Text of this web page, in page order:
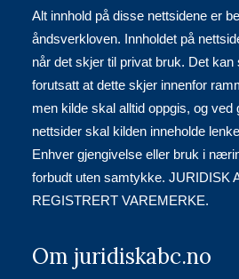
Alt innhold på disse nettsidene er
åndsverkloven. Innholdet på
når det skjer til privat bruk. Det kan
forutsatt at dette skjer innenfor
men kilde skal alltid oppgis, og ved
nettsider skal kilden inneholde
Enhver gjengivelse eller bruk i
forbudt uten samtykke. JURIDISK
REGISTRERT VAREMERKE.
Om juridiskabc.no